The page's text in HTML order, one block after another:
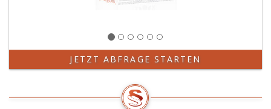
JETZT ABFRAGE STARTEN